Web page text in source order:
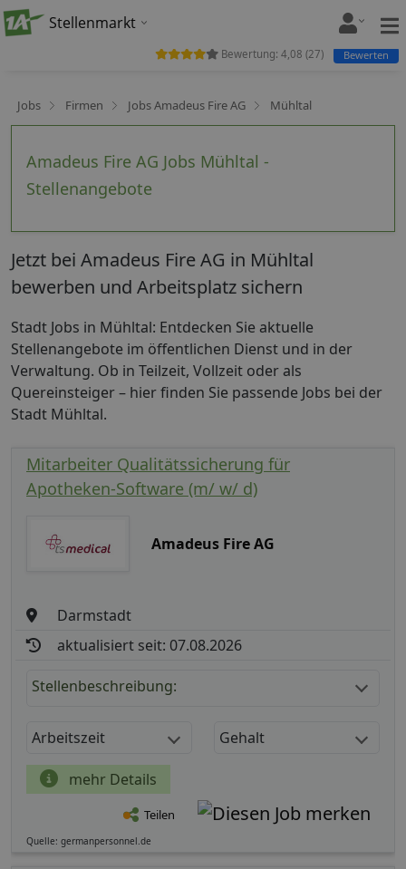
Stellenmarkt
Jobs Firmen Jobs Amadeus Fire AG Mühltal
Amadeus Fire AG Jobs Mühltal -
Stellenangebote
Bewertung: 4,08 (27) Bewerten
Jetzt bei Amadeus Fire AG in Mühltal
bewerben und Arbeitsplatz sichern
Stadt Jobs in Mühltal: Entdecken Sie aktuelle
Stellenangebote im öffentlichen Dienst und in der
Verwaltung. Ob in Teilzeit, Vollzeit oder als
Quereinsteiger – hier finden Sie passende Jobs bei der
Stadt Mühltal.
Mitarbeiter Qualitätssicherung für
Apotheken-Software (m/ w/ d)
Amadeus Fire AG
Darmstadt
aktualisiert seit: 07.08.2026
Stellenbeschreibung:
Arbeitszeit Gehalt
mehr Details
Teilen
Quelle: germanpersonnel.de